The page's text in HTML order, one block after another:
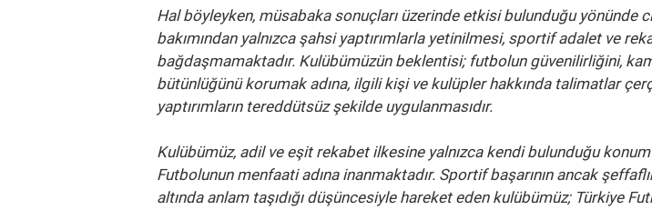
Hal böyleyken, müsabaka sonuçları üzerinde etkisi bulunduğu yönünde
bakımından yalnızca şahsi yaptırımlarla yetinilmesi, sportif adalet ve
bağdaşmamaktadır. Kulübümüzün beklentisi; futbolun güvenilirliğini,
bütünlüğünü korumak adına, ilgili kişi ve kulüpler hakkında talimatlar
yaptırımların tereddütsüz şekilde uygulanmasıdır.
Kulübümüz, adil ve eşit rekabet ilkesine yalnızca kendi bulunduğu
Futbolunun menfaati adına inanmaktadır. Sportif başarının ancak
altında anlam taşıdığı düşüncesiyle hareket eden kulübümüz; Türkiye